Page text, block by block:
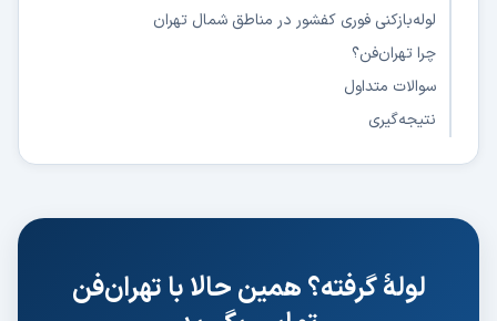
لوله‌بازکنی فوری کفشور در مناطق شمال تهران
چرا تهران‌فن؟
سوالات متداول
نتیجه‌گیری
لولهٔ گرفته؟ همین حالا با تهران‌فن